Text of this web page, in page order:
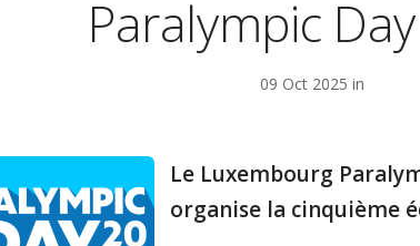
Paralympic
09 Oct 2025 in
Le Luxembourg
organise la cinquième